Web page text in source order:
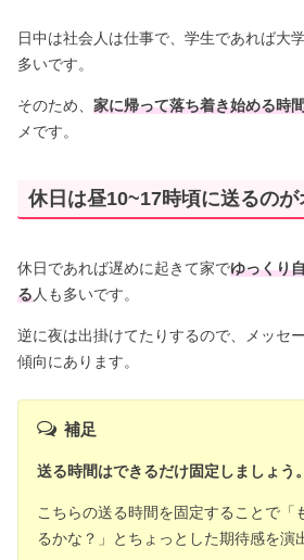
日中は社会人は仕事で、学生であれば大
多いです。
そのため、家に帰って落ち着き始める時
メです。
休日は昼10~17時頃に送るのが
休日であれば遅めに起きて家でゆっくり
る人も多いです。
逆に夜は出掛けてたりするので、メッセ
傾向にあります。
補足
送る時間はできるだけ固定しましょう。
こちらの送る時間を固定することで「
るかな？」とちょっとした期待感を演